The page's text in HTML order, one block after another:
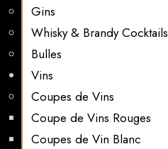
Gins
Whisky & Brandy Cocktails
Bulles
Vins
Coupes de Vins
Coupe de Vins Rouges
Coupes de Vin Blanc